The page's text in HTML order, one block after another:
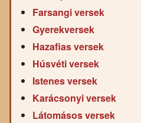
Farsangi versek
Gyerekversek
Hazafias versek
Húsvéti versek
Istenes versek
Karácsonyi versek
Látomásos versek